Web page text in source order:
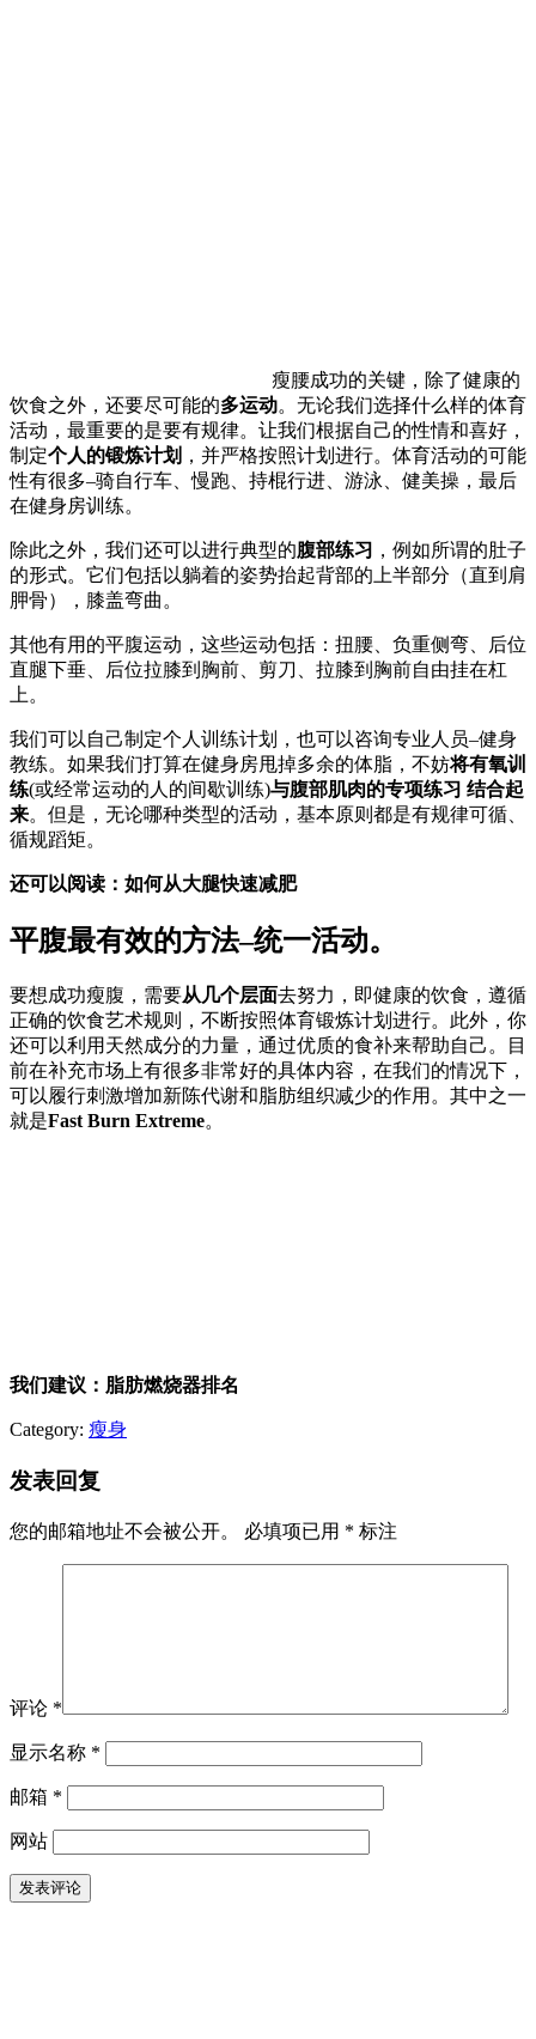
瘦腰成功的关键，除了健康的
饮食之外，还要尽可能的多运动。无论我们选择什么样的体育
活动，最重要的是要有规律。让我们根据自己的性情和喜好，
制定个人的锻炼计划 ，并严格按照计划进行。体育活动的可能
性有很多–骑自行车、慢跑、持棍行进、游泳、健美操，最后
在健身房训练。
除此之外，我们还可以进行典型的腹部练习 ，例如所谓的肚子
的形式。它们包括以躺着的姿势抬起背部的上半部分（直到肩
胛骨），膝盖弯曲。
其他有用的平腹运动，这些运动包括：扭腰、负重侧弯、后位
直腿下垂、后位拉膝到胸前、剪刀、拉膝到胸前自由挂在杠
上。
我们可以自己制定个人训练计划，也可以咨询专业人员–健身
教练。如果我们打算在健身房甩掉多余的体脂，不妨将有氧训
练(或经常运动的人的间歇训练)与腹部肌肉的专项练习 结合起
来。但是，无论哪种类型的活动，基本原则都是有规律可循、
循规蹈矩。
还可以阅读：如何从大腿快速减肥
平腹最有效的方法–统一活动。
要想成功瘦腹，需要从几个层面去努力，即健康的饮食，遵循
正确的饮食艺术规则，不断按照体育锻炼计划进行。此外，你
还可以利用天然成分的力量，通过优质的食补来帮助自己。目
前在补充市场上有很多非常好的具体内容，在我们的情况下，
可以履行刺激增加新陈代谢和脂肪组织减少的作用。其中之一
就是Fast Burn Extreme。
我们建议：脂肪燃烧器排名
Category: 瘦身
发表回复
您的邮箱地址不会被公开。 必填项已用 * 标注
评论 *
显示名称 *
邮箱 *
网站